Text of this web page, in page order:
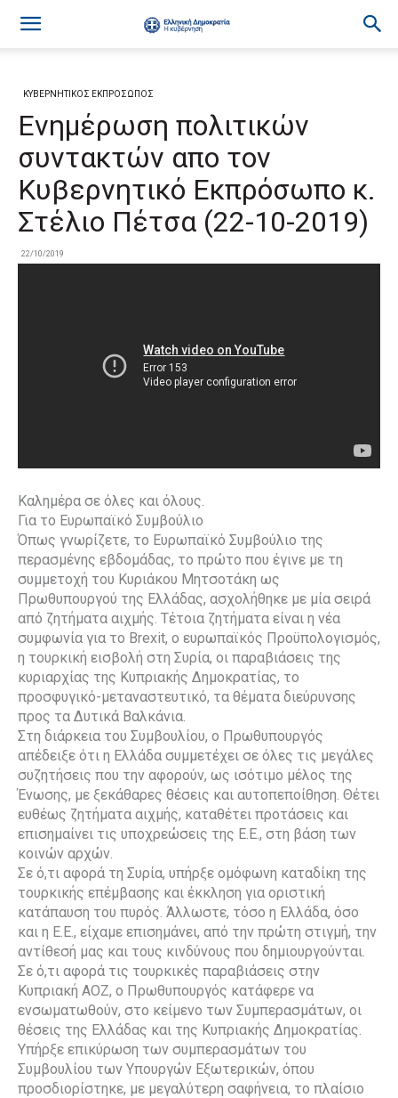
ΚΥΒΕΡΝΗΤΙΚΟΣ ΕΚΠΡΟΣΩΠΟΣ
Ενημέρωση πολιτικών
συντακτών απο τον
Κυβερνητικό Εκπρόσωπο κ.
Στέλιο Πέτσα (22-10-2019)
22/10/2019
Καλημέρα σε όλες και όλους.
Για το Ευρωπαϊκό Συμβούλιο
Όπως γνωρίζετε, το Ευρωπαϊκό Συμβούλιο της
περασμένης εβδομάδας, το πρώτο που έγινε με τη
συμμετοχή του Κυριάκου Μητσοτάκη ως
Πρωθυπουργού της Ελλάδας, ασχολήθηκε με μία σειρά
από ζητήματα αιχμής. Τέτοια ζητήματα είναι η νέα
συμφωνία για το Brexit, ο ευρωπαϊκός Προϋπολογισμός,
η τουρκική εισβολή στη Συρία, οι παραβιάσεις της
κυριαρχίας της Κυπριακής Δημοκρατίας, το
προσφυγικό-μεταναστευτικό, τα θέματα διεύρυνσης
προς τα Δυτικά Βαλκάνια.
Στη διάρκεια του Συμβουλίου, ο Πρωθυπουργός
απέδειξε ότι η Ελλάδα συμμετέχει σε όλες τις μεγάλες
συζητήσεις που την αφορούν, ως ισότιμο μέλος της
Ένωσης, με ξεκάθαρες θέσεις και αυτοπεποίθηση. Θέτει
ευθέως ζητήματα αιχμής, καταθέτει προτάσεις και
επισημαίνει τις υποχρεώσεις της Ε.Ε., στη βάση των
κοινών αρχών.
Σε ό,τι αφορά τη Συρία, υπήρξε ομόφωνη καταδίκη της
τουρκικής επέμβασης και έκκληση για οριστική
κατάπαυση του πυρός. Άλλωστε, τόσο η Ελλάδα, όσο
και η Ε.Ε., είχαμε επισημάνει, από την πρώτη στιγμή, την
αντίθεσή μας και τους κινδύνους που δημιουργούνται.
Σε ό,τι αφορά τις τουρκικές παραβιάσεις στην
Κυπριακή ΑΟΖ, ο Πρωθυπουργός κατάφερε να
ενσωματωθούν, στο κείμενο των Συμπερασμάτων, οι
θέσεις της Ελλάδας και της Κυπριακής Δημοκρατίας.
Υπήρξε επικύρωση των συμπερασμάτων του
Συμβουλίου των Υπουργών Εξωτερικών, όπου
προσδιορίστηκε, με μεγαλύτερη σαφήνεια, το πλαίσιο